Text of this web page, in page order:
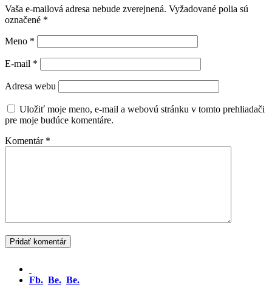
Vaša e-mailová adresa nebude zverejnená. Vyžadované polia sú
označené *
Meno *
E-mail *
Adresa webu
Uložiť moje meno, e-mail a webovú stránku v tomto prehliadači
pre moje budúce komentáre.
Komentár *
Fb. Be. Be.